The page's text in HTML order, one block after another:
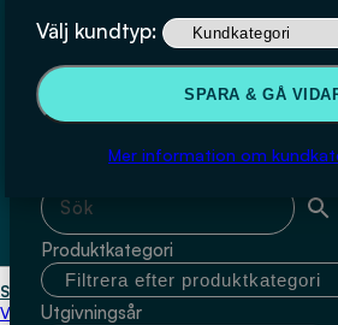
Välj kundtyp:
SPARA & GÅ
Mer information om
Start Åsa Davidsson
Välj kundtyp
Sök & filtrera
Sök med fritext
Produktkategori
Utgivningsår